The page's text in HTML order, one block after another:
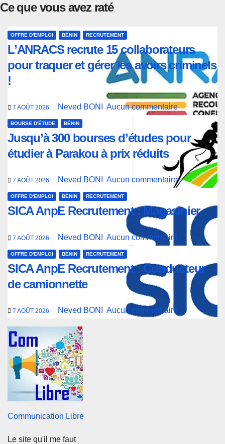
Ce que vous avez raté
OFFRE D'EMPLOI BÉNIN RECRUTEMENT
L’ANRACS recrute 15 collaborateurs
pour traquer et gérer les avoirs criminels
!
7 AOÛT 2026 Neved BONI Aucun commentaire
BOURSE D'ÉTUDE BÉNIN
Jusqu’à 300 bourses d’études pour
étudier à Parakou à prix réduits
7 AOÛT 2026 Neved BONI Aucun commentaire
OFFRE D'EMPLOI BÉNIN RECRUTEMENT
SICA AnpE Recrutement : Magasinier
7 AOÛT 2026 Neved BONI Aucun commentaire
OFFRE D'EMPLOI BÉNIN RECRUTEMENT
SICA AnpE Recrutement : Conducteur
de camionnette
7 AOÛT 2026 Neved BONI Aucun commentaire
Communication Libre
Le site qu'il me faut